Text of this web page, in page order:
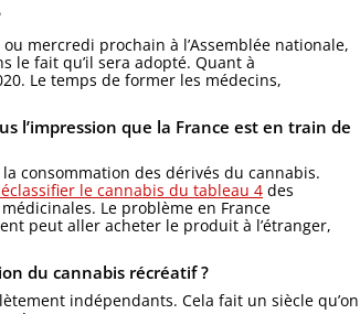
mercredi prochain à l’Assemblée nationale,
le fait qu’il sera adopté. Quant à
Le temps de former les médecins,
l’impression que la France est en train de
consommation des dérivés du cannabis.
le cannabis du tableau 4 des
Le problème en France
peut aller acheter le produit à l’étranger,
du cannabis récréatif ?
indépendants. Cela fait un siècle qu’on